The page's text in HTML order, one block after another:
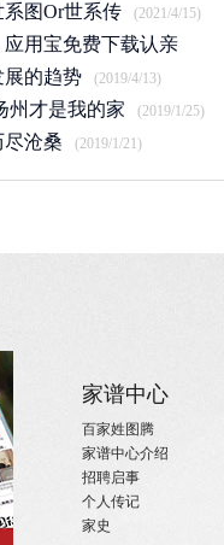
图Or世系传 (2021/4/15)
用宝免费下载认亲
展的趋势 (2019/4/13)
州才是我的家 (2019/1/25)
沧桑 (2019/1/21)
家谱中心
百家姓图腾
家谱中心介绍
招聘启事
个人传记
家史